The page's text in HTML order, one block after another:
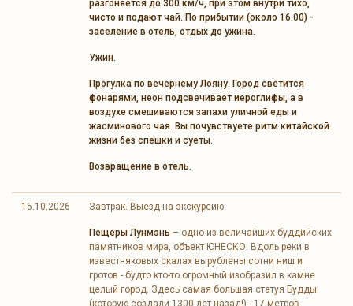
разгоняется до 300 км/ч, при этом внутри тихо,
чисто и подают чай. По прибытии (около 16.00) -
заселение в отель, отдых до ужина.
Ужин.
Прогулка по вечернему Лояну. Город светится
фонарями, неон подсвечивает иероглифы, а в
воздухе смешиваются запахи уличной еды и
жасминового чая. Вы почувствуете ритм китайской
жизни без спешки и суеты.
Возвращение в отель.
15.10.2026 Завтрак. Выезд на экскурсию.
Пещеры Лунмэнь – одно из величайших буддийских
памятников мира, объект ЮНЕСКО. Вдоль реки в
известняковых скалах вырублены сотни ниш и
гротов - будто кто-то огромный изобразил в камне
целый город. Здесь самая большая статуя Будды
(которую создали 1300 лет назад!) - 17 метров